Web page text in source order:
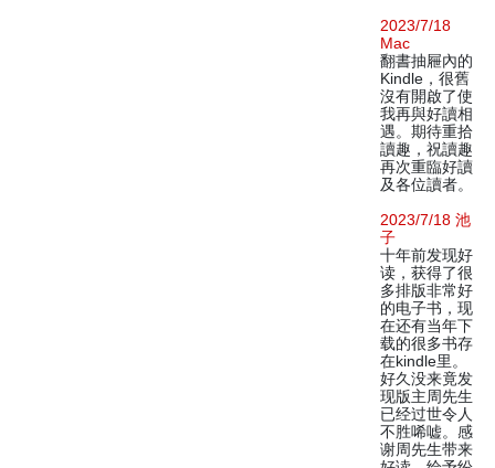
2023/7/18
Mac
翻書抽屜內的
Kindle，很舊
沒有開啟了使
我再與好讀相
遇。期待重拾
讀趣，祝讀趣
再次重臨好讀
及各位讀者。
2023/7/18 池
子
十年前发现好
读，获得了很
多排版非常好
的电子书，现
在还有当年下
载的很多书存
在kindle里。
好久没来竟发
现版主周先生
已经过世令人
不胜唏嘘。感
谢周先生带来